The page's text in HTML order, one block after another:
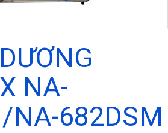
NA-
NA-682DSM